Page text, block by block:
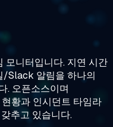
니터입니다. 지연 시간
/Slack 알림을 하나의
. 오픈소스이며
황과 인시던트 타임라
추고 있습니다.